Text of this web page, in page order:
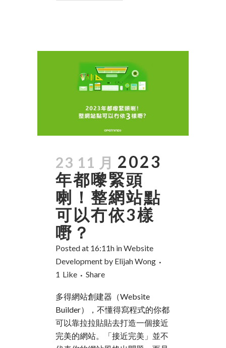
23 11 月 2023
年都嚟緊頭
喇！整網站點
可以冇依3樣
嘢？
Posted at 16:11h inWebsite
Development by Elijah Wong
1 Like Share
多得網站創建器（Website
Builder），不懂得寫程式的你都
可以靠拉拉貼貼去打造一個接近
完美的網站。「接近完美」並不